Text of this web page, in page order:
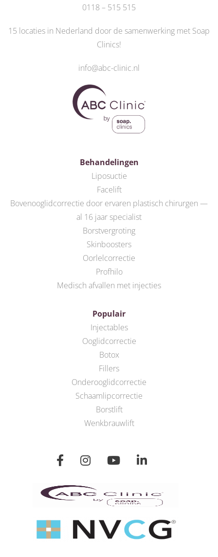
0118 – 515 515
15 locaties in Nederland door de samenwerking met Soap
Clinics!
info@abc-clinic.nl
Behandelingen
Liposuctie
Facelift
Bovenooglidcorrectie door ervaren plastisch chirurgen —
al 16 jaar specialist
Borstvergroting
Skinboosters
Oorlelcorrectie
Profhilo
Medisch afvallen met injecties
Populair
Injectables
Ooglidcorrectie
Botox
Fillers
Onderooglidcorrectie
Schaamlipcorrectie
Borstlift
Wenkbrauwlift